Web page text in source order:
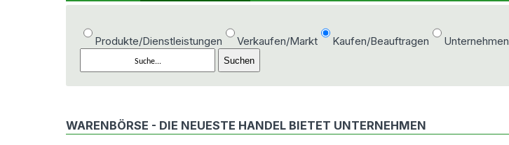
Produkte/Dienstleistungen Verkaufen/Markt Kaufen/Beauftragen Unternehmen
WARENBÖRSE - DIE NEUESTE HANDEL BIETET UNTERNEHMEN